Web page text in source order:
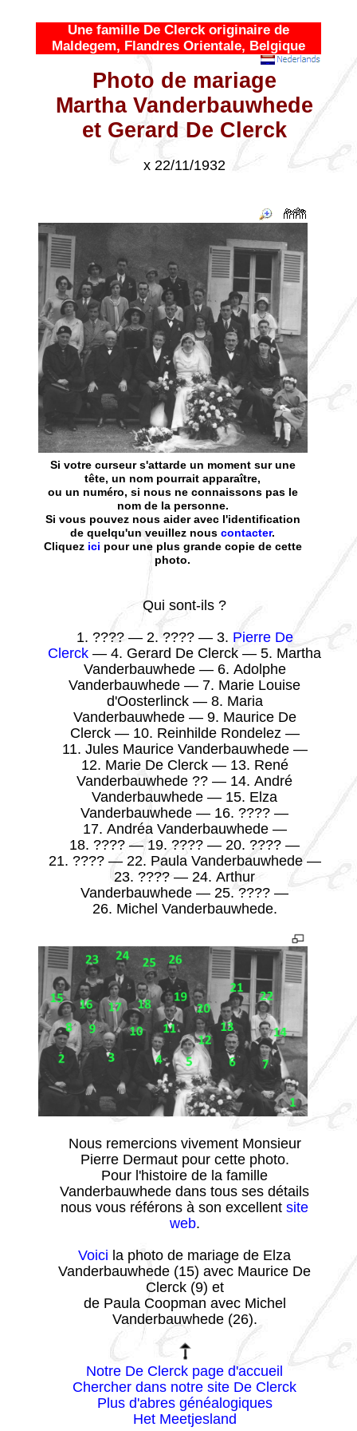
Une famille De Clerck originaire de
Maldegem, Flandres Orientale, Belgique
Photo de mariage
Martha Vanderbauwhede
et Gerard De Clerck
x 22/11/1932
Si votre curseur s'attarde un moment sur une
tête, un nom pourrait apparaître,
ou un numéro, si nous ne connaissons pas le
nom de la personne.
Si vous pouvez nous aider avec l'identification
de quelqu'un veuillez nouscontacter.
Cliquez ici pour une plus grande copie de cette
photo.
Qui sont-ils ?
1. ???? — 2. ???? — 3. Pierre De
Clerck — 4. Gerard De Clerck — 5. Martha
Vanderbauwhede — 6. Adolphe
Vanderbauwhede — 7. Marie Louise
d'Oosterlinck — 8. Maria
Vanderbauwhede — 9. Maurice De
Clerck — 10. Reinhilde Rondelez —
11. Jules Maurice Vanderbauwhede —
12. Marie De Clerck — 13. René
Vanderbauwhede ?? — 14. André
Vanderbauwhede — 15. Elza
Vanderbauwhede — 16. ???? —
17. Andréa Vanderbauwhede —
18. ???? — 19. ???? — 20. ???? —
21. ???? — 22. Paula Vanderbauwhede —
23. ???? — 24. Arthur
Vanderbauwhede — 25. ???? —
26. Michel Vanderbauwhede.
Nous remercions vivement Monsieur
Pierre Dermaut pour cette photo.
Pour l'histoire de la famille
Vanderbauwhede dans tous ses détails
nous vous référons à son excellent site
web.
Voici la photo de mariage de Elza
Vanderbauwhede (15) avec Maurice De
Clerck (9) et
de Paula Coopman avec Michel
Vanderbauwhede (26).
Notre De Clerck page d'accueil
Chercher dans notre site De Clerck
Plus d'abres généalogiques
Het Meetjesland